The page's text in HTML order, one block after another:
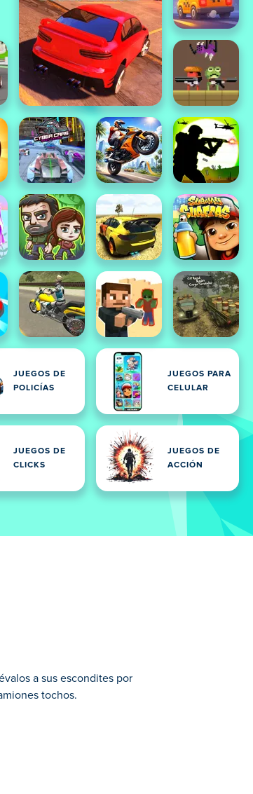
JUEGOS DE
POLICÍAS
JUEGOS PARA
CELULAR
JUEGOS DE
CLICKS
JUEGOS DE
ACCIÓN
a sus escondites por
tochos.
de bancos, déjalos